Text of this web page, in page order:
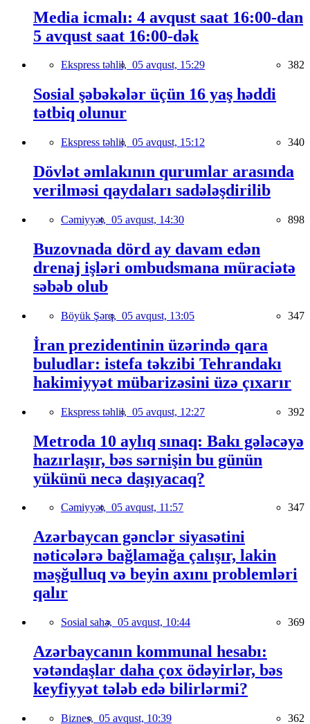
Media icmalı: 4 avqust saat 16:00-dan
5 avqust saat 16:00-dək
Ekspress təhlil, 05 avqust, 15:29 382
Sosial şəbəkələr üçün 16 yaş həddi
tətbiq olunur
Ekspress təhlil, 05 avqust, 15:12 340
Dövlət əmlakının qurumlar arasında
verilməsi qaydaları sadələşdirilib
Cəmiyyət, 05 avqust, 14:30 898
Buzovnada dörd ay davam edən
drenaj işləri ombudsmana müraciətə
səbəb olub
Böyük Şərq, 05 avqust, 13:05 347
İran prezidentinin üzərində qara
buludlar: istefa təkzibi Tehrandakı
hakimiyyət mübarizəsini üzə çıxarır
Ekspress təhlil, 05 avqust, 12:27 392
Metroda 10 aylıq sınaq: Bakı gələcəyə
hazırlaşır, bəs sərnişin bu günün
yükünü necə daşıyacaq?
Cəmiyyət, 05 avqust, 11:57 347
Azərbaycan gənclər siyasətini
nəticələrə bağlamağa çalışır, lakin
məşğulluq və beyin axını problemləri
qalır
Sosial sahə, 05 avqust, 10:44 369
Azərbaycanın kommunal hesabı:
vətəndaşlar daha çox ödəyirlər, bəs
keyfiyyət tələb edə bilirlərmi?
Biznes, 05 avqust, 10:39 362